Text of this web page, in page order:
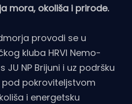
mora, okoliša i prirode.
provodi se u
kluba HRVI Nemo-
JU NP Brijuni i uz podršku
pod pokroviteljstvom
i energetsku